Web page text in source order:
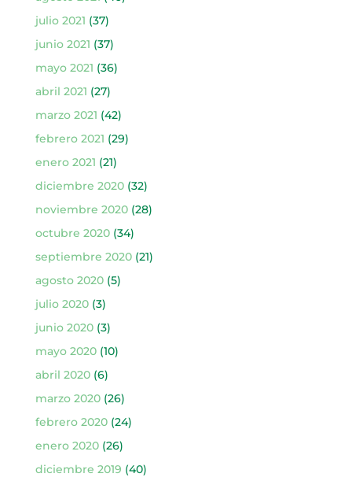
julio 2021 (37)
junio 2021 (37)
mayo 2021 (36)
abril 2021 (27)
marzo 2021 (42)
febrero 2021 (29)
enero 2021 (21)
diciembre 2020(32)
noviembre 2020(28)
octubre 2020(34)
septiembre 2020(21)
agosto 2020(5)
julio 2020(3)
junio 2020(3)
mayo 2020(10)
abril 2020(6)
marzo 2020(26)
febrero 2020(24)
enero 2020(26)
diciembre 2019 (40)